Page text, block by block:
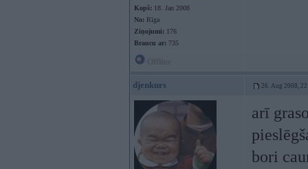
Kopš: 18. Jan 2008
No: Rīga
Ziņojumi: 176
Braucu ar: 735
djenkurs 26. Aug 2008,
arī
bori